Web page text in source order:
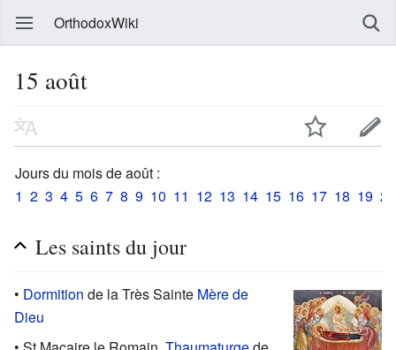
OrthodoxWiki
15 août
Jours du mois de août :
1 2 3 4 5 6 7 8 9 10 11 12 13 14 15 16 17 18 19 20
Les saints du jour
• Dormition de la Très Sainte Mère de
Dieu